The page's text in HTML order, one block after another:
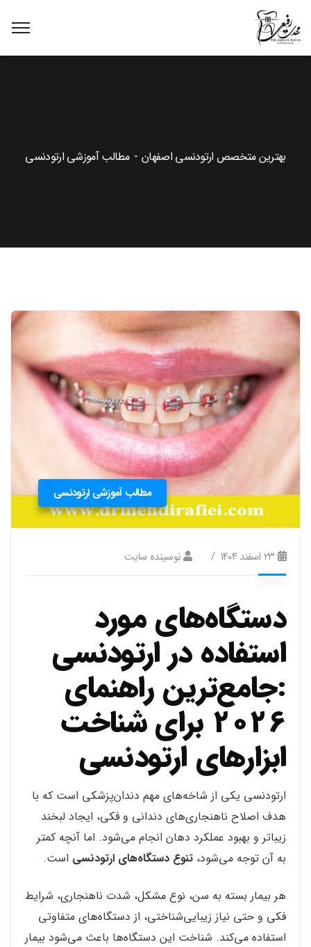
بهترین متخصص ارتودنسی اصفهان مطالب آموزشی ارتودنسی
مطالب آموزشی ارتودنسی
۲۳ اسفند ۱۴۰۴ نوسینده سایت
دستگاه‌های مورد
استفاده در ارتودنسی
:جامع‌ترین راهنمای
۲۰۲۶ برای شناخت
ابزارهای ارتودنسی
ارتودنسی یکی از شاخه‌های مهم دندان‌پزشکی است که با
هدف اصلاح ناهنجاری‌های دندانی و فکی، ایجاد لبخند
زیباتر و بهبود عملکرد دهان انجام می‌شود. اما آنچه کمتر
به آن توجه می‌شود، تنوع دستگاه‌های ارتودنسی است.
هر بیمار بسته به سن، نوع مشکل، شدت ناهنجاری، شرایط
فکی و حتی نیاز زیبایی‌شناختی، از دستگاه‌های متفاوتی
استفاده می‌کند. شناخت این دستگاه‌ها باعث می‌شود بیمار